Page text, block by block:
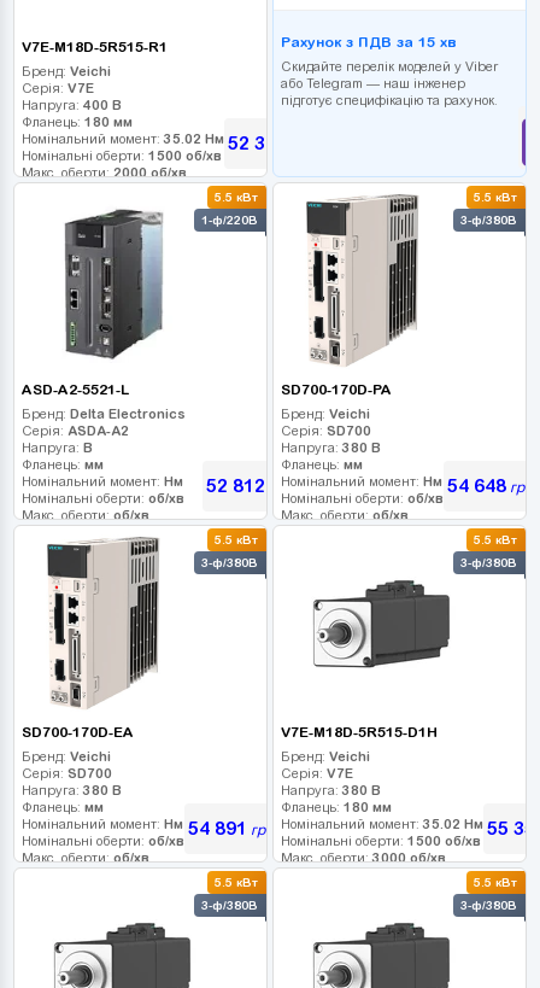
V7E-M18D-5R515-R1
Бренд: Veichi
Серія: V7E
Напруга: 400 В
Фланець: 180 мм
Номінальний момент:35.02 Нм
Номінальні оберти: 1500 об/хв
Макс. оберти: 2000 об/хв
17-bit
Гальмо:0
52 380
Рахунок з ПДВ за 15 хв
Скидайте перелік моделей у Viber
або Telegram — наш інженер
підготує специфікацію та рахунок.
5.5 кВт
1-ф/220В
ASD-A2-5521-L
Бренд: Delta Electronics
Серія: ASDA-A2
Напруга: В
Фланець: мм
Номінальний момент: Нм
Номінальні оберти: об/хв
Макс. оберти: об/хв
Енкодер:
52 812 грн
5.5 кВт
3-ф/380В
SD700-170D-PA
Бренд: Veichi
Серія: SD700
Напруга:380 В
Фланець: мм
Номінальний момент: Нм
Номінальні оберти: об/хв
Макс. оберти: об/хв
54 648грн
5.5 кВт
3-ф/380В
SD700-170D-EA
Бренд: Veichi
Серія: SD700
Напруга:380 В
Фланець: мм
Номінальний момент: Нм
Номінальні оберти: об/хв
Макс. оберти: об/хв
54 891 грн
5.5 кВт
3-ф/380В
V7E-M18D-5R515-D1H
Бренд: Veichi
Серія: V7E
Напруга:380 В
Фланець: 180 мм
Номінальний момент:35.02 Нм
Номінальні оберти: 1500 об/хв
Макс. оберти:3000 об/хв
23-bit абс. оптичний
55
5.5 кВт
3-ф/380В
5.5 кВт
3-ф/380В